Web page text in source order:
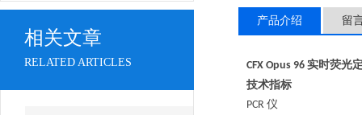
相关文章
RELATED ARTICLES
产品介绍 留
CFX Opus 96 实时荧光
技术指标
PCR 仪